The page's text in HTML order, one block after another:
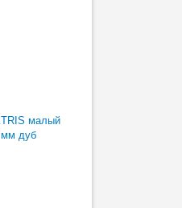
малый
мм дуб